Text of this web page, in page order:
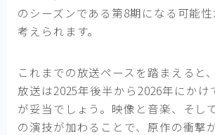
のシーズンである第8期になる可能
考えられます。
これまでの放送ペースを踏まえると
放送は2025年後半から2026年にかけ
が妥当でしょう。映像と音楽、そし
の演技が加わることで、原作の衝撃